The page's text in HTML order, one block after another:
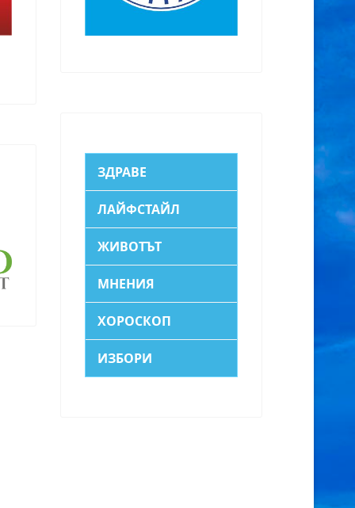
ЗДРАВЕ
ЛАЙФСТАЙЛ
ЖИВОТЪТ
МНЕНИЯ
ХОРОСКОП
ИЗБОРИ